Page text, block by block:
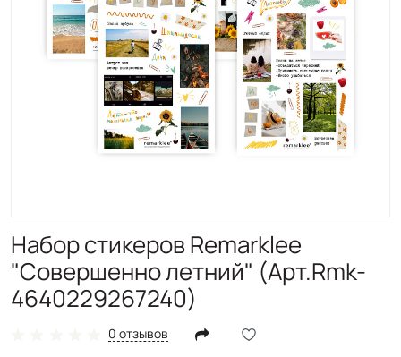
Набор стикеров Remarklee
"Совершенно летний" (Арт.Rmk-
4640229267240)
0 отзывов